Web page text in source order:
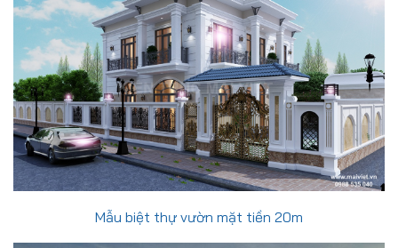
Mẫu biệt thự vườn mặt tiền 20m